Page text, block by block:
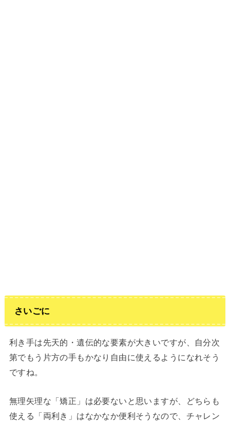
さいごに
利き手は先天的・遺伝的な要素が大きいですが、自分次
第でもう片方の手もかなり自由に使えるようになれそう
ですね。
無理矢理な「矯正」は必要ないと思いますが、どちらも
使える「両利き」はなかなか便利そうなので、チャレン